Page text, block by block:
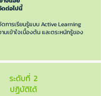
ดต่อไปนี้
ดการเรียนรู้แบบ Active Learning
มเข้าใจเบื้องต้น และตระหนักรู้ของ
ระดับที่ 2
ปฏิบัติได้